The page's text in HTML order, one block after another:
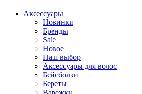
Аксессуары
Новинки
Бренды
Sale
Новое
Наш выбор
Аксессуары для волос
Бейсболки
Береты
Варежки